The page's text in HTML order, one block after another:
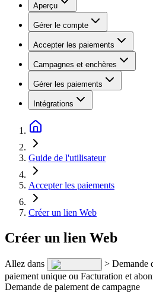
Aperçu
Gérer le compte
Accepter les paiements
Campagnes et enchères
Gérer les paiements
Intégrations
Guide de l'utilisateur
Accepter les paiements
Créer un lien Web
Créer un lien Web
Allez dans
> Demande
paiement unique ou Facturation et
Demande de paiement de campagne